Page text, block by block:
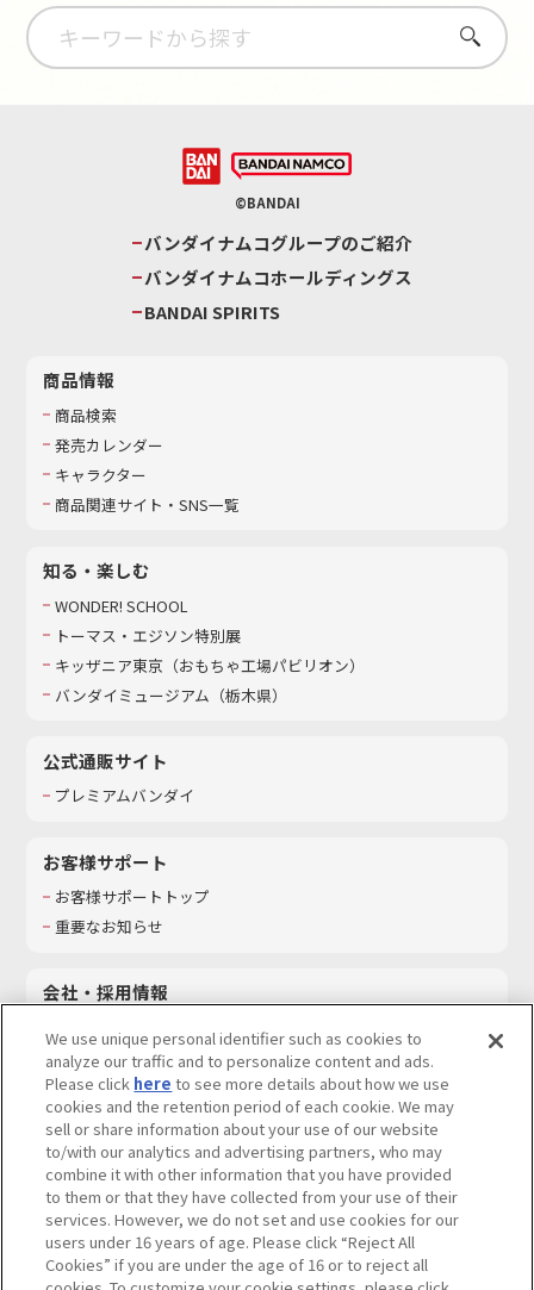
さがす
©BANDAI
バンダイナムコグループのご紹介
バンダイナムコホールディングス
BANDAI SPIRITS
商品情報
商品検索
発売カレンダー
キャラクター
商品関連サイト・SNS一覧
知る・楽しむ
WONDER! SCHOOL
トーマス・エジソン特別展
キッザニア東京（おもちゃ工場パビリオン）​
バンダイミュージアム（栃木県）
公式通販サイト
プレミアムバンダイ
お客様サポート
お客様サポートトップ
重要なお知らせ
会社・採用情報
採用情報
サステナビリティ
お問い合わせ
ウェブサイトご利用条件 ソーシャルメディアポリシー
個人情報及び特定個人情報等の取り扱いに関する保護方針
We use unique personal identifier such as cookies to
analyze our traffic and to personalize content and ads.
Please click here to see more details about how we use
cookies and the retention period of each cookie. We may
sell or share information about your use of our website
to/with our analytics and advertising partners, who may
combine it with other information that you have provided
to them or that they have collected from your use of their
services. However, we do not set and use cookies for our
users under 16 years of age. Please click “Reject All
Cookies” if you are under the age of 16 or to reject all